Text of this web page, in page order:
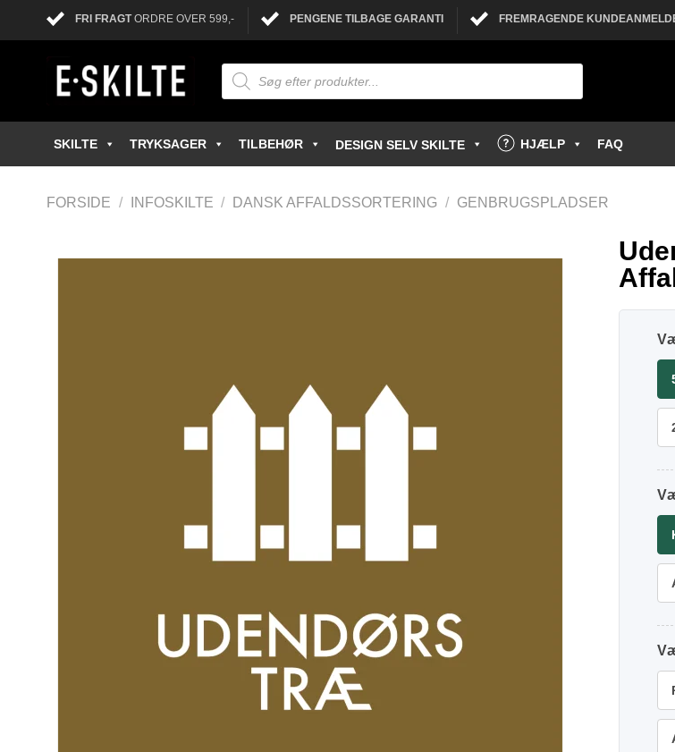
FRI FRAGTORDRE OVER 599,- PENGENE TILBAGE GARANTI FREMRAGENDE
SKILTE TRYKSAGER TILBEHØR DESIGN SELV SKILTE HJÆLP FAQ
FORSIDE / INFOSKILTE / DANSK AFFALDSSORTERING / GENBRUGSPLADSER